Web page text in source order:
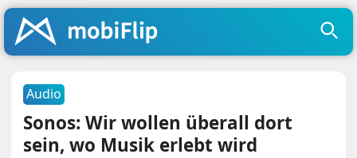
Audio
Sonos: Wir wollen überall dort
sein, wo Musik erlebt wird